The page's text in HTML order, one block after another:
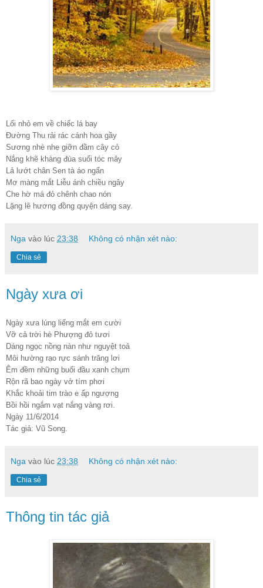
Lối nhỏ em về chiếc lá bay
Đường Thu rải rác cánh hoa gầy
Sương nhè nhẹ giỡn đầm cây cỏ
Nắng khẽ khàng đùa suối tóc mây
Lả lướt chân Sen tà áo ngẩn
Mơ màng mắt Liễu ánh chiều ngây
Che hờ má đỏ chênh chao nón
Lặng lẽ hương đồng quyện dáng say.
Nga vào lúc 23:38 Không có nhận xét nào:
Chia sẻ
Ngày xưa ơi
Ngày xưa lúng liếng mắt em cười
Vỡ cả trời hè Phượng đỏ tươi
Dáng ngọc nồng nàn như nguyệt toả
Môi hường rạo rực sánh trăng lơi
Êm đềm những buổi đầu xanh chụm
Rộn rã bao ngày vở tím phơi
Khắc khoải tim trào e ấp ngượng
Bồi hồi ngắm vạt nắng vàng rơi.
Ngày 11/6/2014
Tác giả: Vũ Song.
Nga vào lúc 23:38 Không có nhận xét nào:
Chia sẻ
Thông tin tác giả